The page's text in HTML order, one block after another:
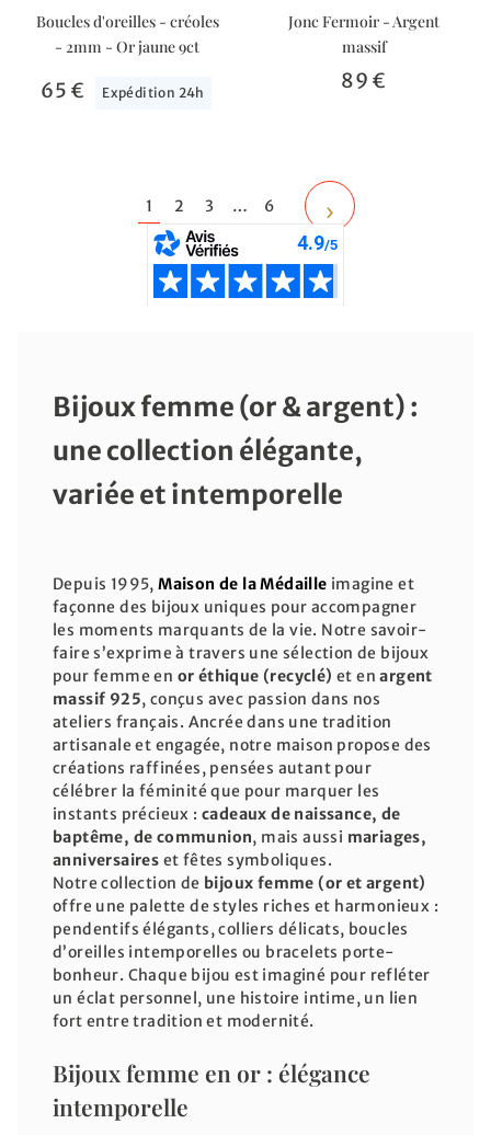
Boucles d'oreilles - créoles
- 2mm - Or jaune 9ct
65 € Expédition 24h
Jonc Fermoir - Argent
massif
89 €
1 2 3 … 6
Bijoux femme (or & argent) :
une collection élégante,
variée et intemporelle
Depuis 1995,Maison de la Médaille imagine et
façonne des bijoux uniques pour accompagner
les moments marquants de la vie. Notre savoir-
faire s’exprime à travers une sélection de bijoux
pour femme en or éthique (recyclé) et enargent
massif 925, conçus avec passion dans nos
ateliers français. Ancrée dans une tradition
artisanale et engagée, notre maison propose des
créations raffinées, pensées autant pour
célébrer la féminité que pour marquer les
instants précieux : cadeaux de naissance, de
baptême, de communion, mais aussi mariages,
anniversaires et fêtes symboliques.
Notre collection de bijoux femme (or et argent)
offre une palette de styles riches et harmonieux :
pendentifs élégants, colliers délicats, boucles
d’oreilles intemporelles ou bracelets porte-
bonheur. Chaque bijou est imaginé pour refléter
un éclat personnel, une histoire intime, un lien
fort entre tradition et modernité.
Bijoux femme en or : élégance
intemporelle